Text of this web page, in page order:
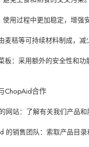
用过程中更加稳定，增强
麦秸等可持续材料制成，减
板：采用额外的安全性和功
ChopAid合作
网站：了解有关我们产品和
的销售团队：索取产品目录